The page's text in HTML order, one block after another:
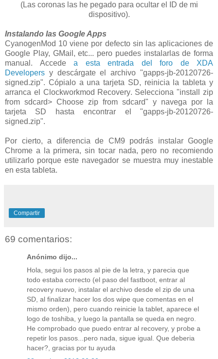
(Las coronas las he pegado para ocultar el ID de mi
dispositivo).
Instalando las Google Apps
CyanogenMod 10 viene por defecto sin las aplicaciones de
Google Play, GMail, etc... pero puedes instalarlas de forma
manual. Accede a esta entrada del foro de XDA
Developers y descárgate el archivo "gapps-jb-20120726-
signed.zip". Cópialo a una tarjeta SD, reinicia la tableta y
arranca el Clockworkmod Recovery. Selecciona "install zip
from sdcard> Choose zip from sdcard" y navega por la
tarjeta SD hasta encontrar el "gapps-jb-20120726-
signed.zip".
Por cierto, a diferencia de CM9 podrás instalar Google
Chrome a la primera, sin tocar nada, pero no recomiendo
utilizarlo porque este navegador se muestra muy inestable
en esta tableta.
Compartir
69 comentarios:
Anónimo dijo...
Hola, segui los pasos al pie de la letra, y parecia que
todo estaba correcto (el paso del fastboot, entrar al
recovery nuevo, instalar el archivo desde el zip de una
SD, al finalizar hacer los dos wipe que comentas en el
mismo orden), pero cuando reinicie la tablet, aparece el
logo de toshiba, y luego la pantalla se queda en negro.
He comprobado que puedo entrar al recovery, y probe a
repetir los pasos...pero nada, sigue igual. Que deberia
hacer?, gracias por tu ayuda